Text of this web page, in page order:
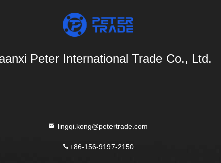
Peter International Trade Co., Ltd.
lingqi.kong@petertrade.com
+86-156-9197-2150